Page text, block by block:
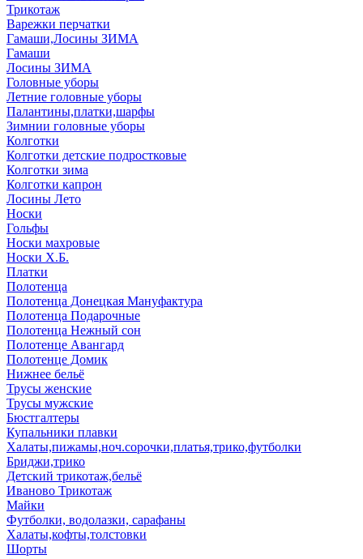
Трикотаж
Варежки перчатки
Гамаши,Лосины ЗИМА
Гамаши
Лосины ЗИМА
Головные уборы
Летние головные уборы
Палантины,платки,шарфы
Зимнии головные уборы
Колготки
Колготки детские подростковые
Колготки зима
Колготки капрон
Лосины Лето
Носки
Гольфы
Носки махровые
Носки Х.Б.
Платки
Полотенца
Полотенца Донецкая Мануфактура
Полотенца Подарочные
Полотенца Нежный сон
Полотенце Авангард
Полотенце Домик
Нижнее бельё
Трусы женские
Трусы мужские
Бюстгалтеры
Купальники плавки
Халаты,пижамы,ноч.сорочки,платья,трико,футболки
Бриджи,трико
Детский трикотаж,бельё
Иваново Трикотаж
Майки
Футболки, водолазки, сарафаны
Халаты,кофты,толстовки
Шорты